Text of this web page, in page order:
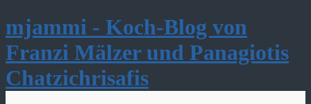
mjammi - Koch-Blog von
Franzi Mälzer und Panagiotis
Chatzichrisafis